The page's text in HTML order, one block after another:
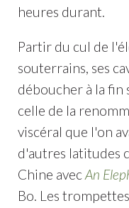
heures durant.
Partir du cul de
souterrains, ses
déboucher à la fin
celle de la
viscéral que l'on
d'autres latitudes
Chine avecAn
Bo. Les